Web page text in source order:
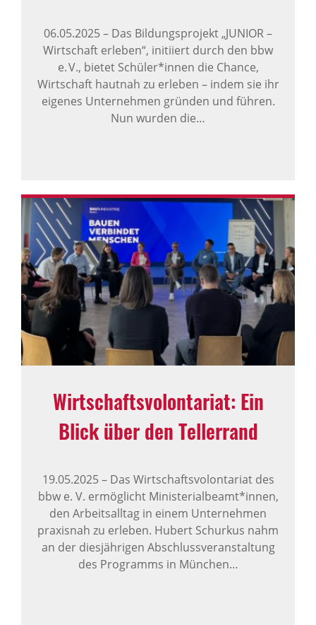
06.05.2025– Das Bildungsprojekt „JUNIOR –
Wirtschaft erleben“, initiiert durch den bbw
e. V., bietet Schüler*innen die Chance,
Wirtschaft hautnah zu erleben – indem sie ihr
eigenes Unternehmen gründen und führen.
Nun wurden die…
Wirt­schafts­vo­lon­ta­riat: Ein
Blick über den Teller­rand
19.05.2025–Das Wirtschaftsvolontariat des
bbw e. V. ermöglicht Ministerialbeamt*innen,
den Arbeitsalltag in einem Unternehmen
praxisnah zu erleben. Hubert Schurkus nahm
an der diesjährigen Abschlussveranstaltung
des Programms in München…